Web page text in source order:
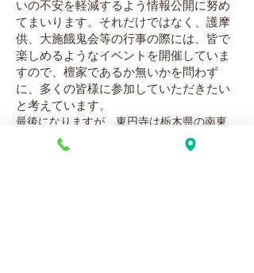
いの不安を軽減するよう情報公開に努め
てまいります。それだけではなく、護摩
供、大施餓鬼会等の行事の際には、皆で
楽しめるようなイベントを開催していま
すので、檀家であるか無いかを問わず
に、多くの皆様に参加していただきたい
と考えています。
最後になりますが、東円寺は栃木県の南東
部、市貝町にある寺院です。約700年前に創
建され、初代住職は尊海和上といいます。本